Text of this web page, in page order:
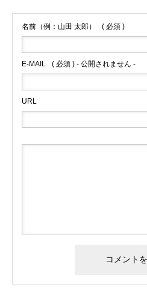
名前（例：山田 太郎） ( 必須 )
E-MAIL ( 必須 ) - 公開されません -
URL